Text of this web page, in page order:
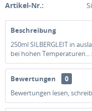
Artikel-Nr.:
Beschreibung
250ml SILBERGLEIT in
bei hohen Temperaturen...
Bewertungen
0
Bewertungen lesen,